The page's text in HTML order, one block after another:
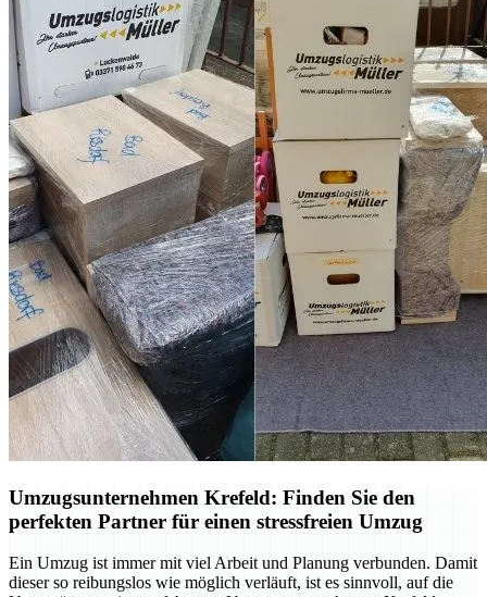
Umzugsunternehmen Krefeld: Finden Sie den
perfekten Partner für einen stressfreien Umzug
Ein Umzug ist immer mit viel Arbeit und Planung verbunden. Damit
dieser so reibungslos wie möglich verläuft, ist es sinnvoll, auf die